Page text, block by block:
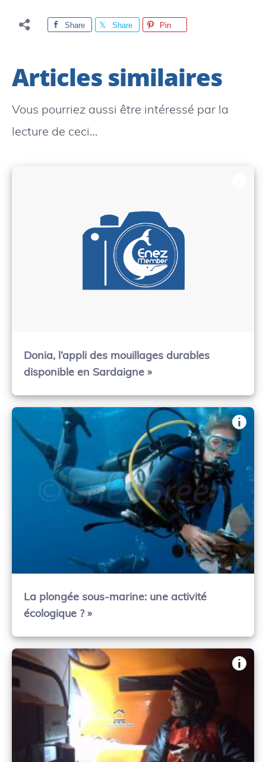
Share Share Pin
Articles similaires
Vous pourriez aussi être intéressé par la
lecture de ceci…
Donia, l’appli des mouillages durables
disponible en Sardaigne »
La plongée sous-marine: une activité
écologique ? »